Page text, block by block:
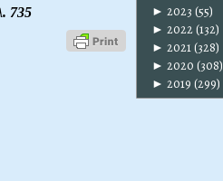
735
► 2023 (55)
► 2022(132)
► 2021(328)
► 2020 (308)
► 2019 (299)